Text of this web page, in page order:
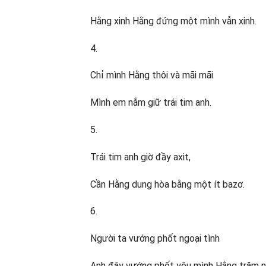
Hằng xinh Hằng đứng một mình vẫn xinh.
4.
Chỉ mình Hằng thôi và mãi mãi
Mình em nắm giữ trái tim anh.
5.
Trái tim anh giờ đầy axit,
Cần Hằng dung hòa bằng một ít bazơ.
6.
Người ta vướng phốt ngoại tình